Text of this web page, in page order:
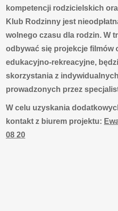
kompetencji rodzicielskich
Klub Rodzinny jest
wolnego czasu dla rodzin. W
odbywać się projekcje filmów
edukacyjno-rekreacyjne,
skorzystania z
prowadzonych przez
W celu uzyskania
kontakt z biurem projektu:
08 20